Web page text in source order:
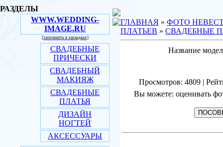
РАЗДЕЛЫ
WWW.WEDDING-
IMAGE.RU
[запомнить в закладках]
СВАДЕБНЫЕ
ПРИЧЕСКИ
СВАДЕБНЫЙ
МАКИЯЖ
СВАДЕБНЫЕ
ПЛАТЬЯ
ДИЗАЙН
НОГТЕЙ
АКСЕССУАРЫ
ГЛАВНАЯ » ФОТО
ПЛАТЬЕВ » СВАДЕБНЫЕ
Название
Просмотров: 4809 |
Вы можете: оценивать